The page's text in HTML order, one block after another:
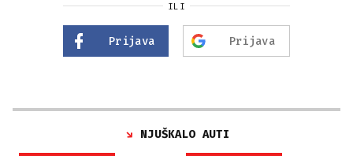
ILI
Prijava Prijava
NJUŠKALO AUTI